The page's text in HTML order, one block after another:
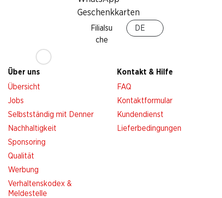
Geschenkkarten
Filialsu
che
DE
Über uns
Übersicht
Jobs
Selbstständig mit Denner
Nachhaltigkeit
Sponsoring
Qualität
Werbung
Verhaltenskodex &
Meldestelle
Kontakt & Hilfe
FAQ
Kontaktformular
Kundendienst
Lieferbedingungen